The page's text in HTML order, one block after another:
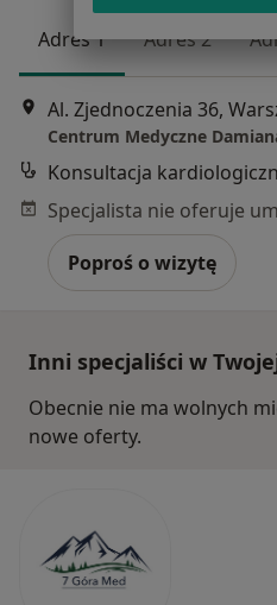
Adres 1 Adres 2
Al. Zjednoczenia 36,
Centrum Medyczne
Konsultacja
Poproś o wizytę
Inni specjaliści w
Obecnie nie ma wolnych
nowe oferty.